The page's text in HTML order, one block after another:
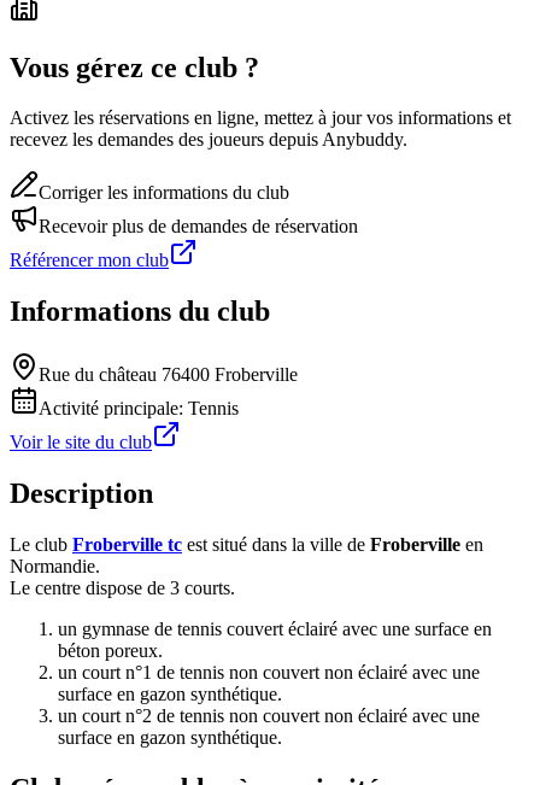
Vous gérez ce club ?
Activez les réservations en ligne, mettez à jour vos informations et
recevez les demandes des joueurs depuis Anybuddy.
Corriger les informations du club
Recevoir plus de demandes de réservation
Référencer mon club
Informations du club
Rue du château 76400 Froberville
Activité principale: Tennis
Voir le site du club
Description
Le club Froberville tc est situé dans la ville de Froberville en
Normandie.
Le centre dispose de 3 courts.
un gymnase de tennis couvert éclairé avec une surface en
béton poreux.
un court n°1 de tennis non couvert non éclairé avec une
surface en gazon synthétique.
un court n°2 de tennis non couvert non éclairé avec une
surface en gazon synthétique.